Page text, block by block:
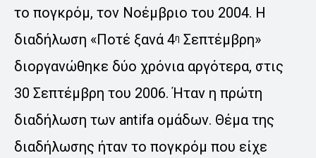
το πογκρόμ, τον Νοέμβριο του 2004. Η
διαδήλωση «Ποτέ ξανά 4η Σεπτέμβρη»
διοργανώθηκε δύο χρόνια αργότερα, στις
30 Σεπτέμβρη του 2006. Ήταν η πρώτη
διαδήλωση των antifa ομάδων. Θέμα της
διαδήλωσης ήταν το πογκρόμ που είχε